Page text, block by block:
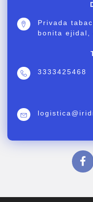
Privada
bonita ejidal,
3333425468